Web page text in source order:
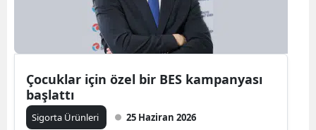
Burdur
Bursa
Çocuklar için özel bir BES kampanyası
başlattı
Sigorta Ürünleri 25 Haziran 2026